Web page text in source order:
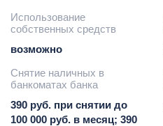
Использование
собственных средств
возможно
Снятие наличных в
банкоматах банка
390 руб. при снятии до
100 000 руб. в месяц; 390